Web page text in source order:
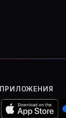
ПРИЛОЖЕНИЯ